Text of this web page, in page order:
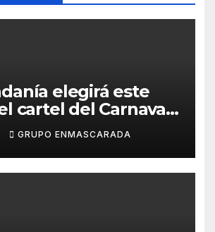
elegirá este
cartel del Carnaval
de Gran
en una gala
por Televisión
GRUPO ENMASCARADA